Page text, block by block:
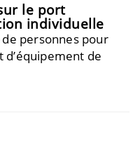
le port
individuelle
personnes pour
de